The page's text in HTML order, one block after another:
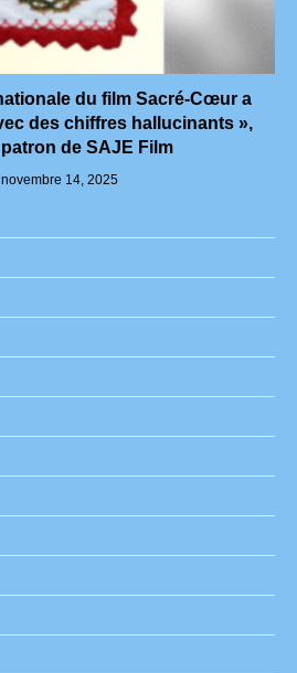
du film Sacré-Cœur a
des chiffres hallucinants »,
de SAJE Film
novembre 14, 2025